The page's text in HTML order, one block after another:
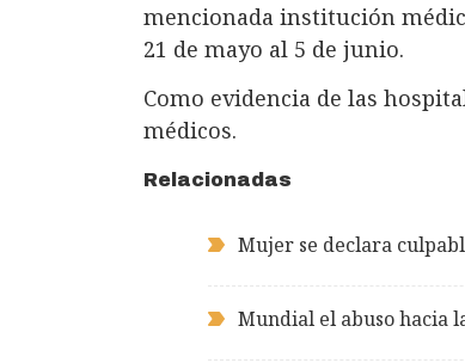
mencionada institución
21 de mayo al 5 de junio.
Como evidencia de las
médicos.
Relacionadas
Mujer se declara
Mundial el abuso hacia